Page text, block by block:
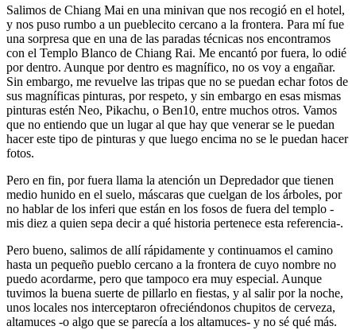
Salimos de Chiang Mai en una minivan que nos recogió en el hotel,
y nos puso rumbo a un pueblecito cercano a la frontera. Para mí fue
una sorpresa que en una de las paradas técnicas nos encontramos
con el Templo Blanco de Chiang Rai. Me encantó por fuera, lo odié
por dentro. Aunque por dentro es magnífico, no os voy a engañar.
Sin embargo, me revuelve las tripas que no se puedan echar fotos de
sus magníficas pinturas, por respeto, y sin embargo en esas mismas
pinturas estén Neo, Pikachu, o Ben10, entre muchos otros. Vamos
que no entiendo que un lugar al que hay que venerar se le puedan
hacer este tipo de pinturas y que luego encima no se le puedan hacer
fotos.
Pero en fin, por fuera llama la atención un Depredador que tienen
medio hunido en el suelo, máscaras que cuelgan de los árboles, por
no hablar de los inferi que están en los fosos de fuera del templo -
mis diez a quien sepa decir a qué historia pertenece esta referencia-.
Pero bueno, salimos de allí rápidamente y continuamos el camino
hasta un pequeño pueblo cercano a la frontera de cuyo nombre no
puedo acordarme, pero que tampoco era muy especial. Aunque
tuvimos la buena suerte de pillarlo en fiestas, y al salir por la noche,
unos locales nos interceptaron ofreciéndonos chupitos de cerveza,
altamuces -o algo que se parecía a los altamuces- y no sé qué más.